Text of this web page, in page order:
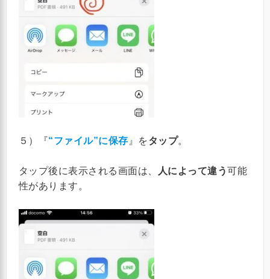
５）『“ファイル”に保存 』をタップ。
タップ後に表示される画面は、 人によって違う可能
性があります。